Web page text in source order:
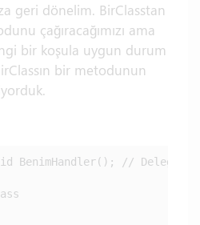
geri dönelim. BirClasstan
çağıracağımızı ama
bir koşula uygun durum
bir metodunun
BenimHandler(); // Delegate